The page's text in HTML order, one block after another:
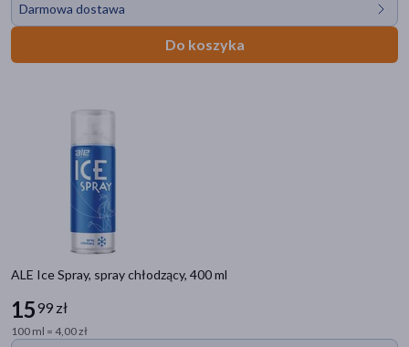
Darmowa dostawa
Do koszyka
ALE Ice Spray, spray chłodzący, 400 ml
1599 zł
100 ml = 4,00 zł